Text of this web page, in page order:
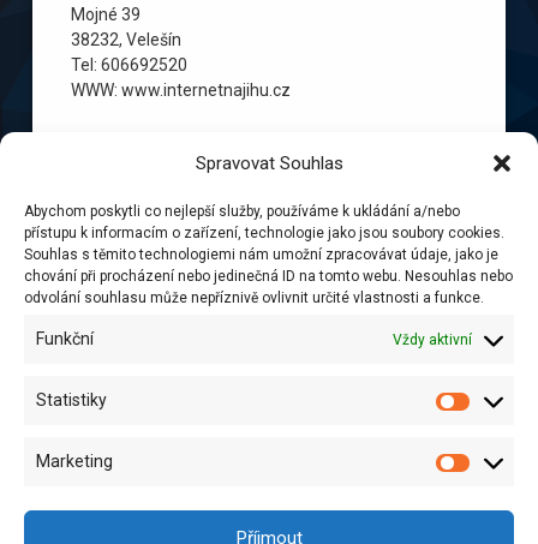
Spravovat Souhlas
Abychom poskytli co nejlepší služby, používáme k ukládání a/nebo
přístupu k informacím o zařízení, technologie jako jsou soubory cookies.
Souhlas s těmito technologiemi nám umožní zpracovávat údaje, jako je
chování při procházení nebo jedinečná ID na tomto webu. Nesouhlas nebo
odvolání souhlasu může nepříznivě ovlivnit určité vlastnosti a funkce.
Funkční Vždy aktivní
Statistiky
Marketing
Příjmout
Mojné 39
38232, Velešín
Tel: 606692520
WWW: www.internetnajihu.cz
Tel:
+420 606 692 520